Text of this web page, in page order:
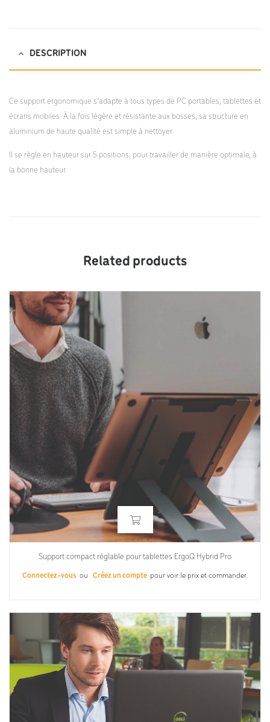
DESCRIPTION
Ce support ergonomique s’adapte à tous types de PC portables, tablettes et
écrans mobiles. À la fois légère et résistante aux bosses, sa structure en
aluminium de haute qualité est simple à nettoyer.
Il se règle en hauteur sur 5 positions, pour travailler de manière optimale, à
la bonne hauteur.
Related products
Support compact réglable pour tablettes ErgoQ Hybrid Pro
Connectez-vous ou Créez un compte pour voir le prix et commander.